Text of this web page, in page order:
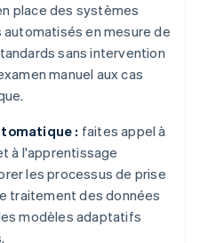
place des systèmes
en mesure de
sans intervention
manuel aux cas
: faites appel à
à l'apprentissage
les processus de prise
traitement des données
modèles adaptatifs